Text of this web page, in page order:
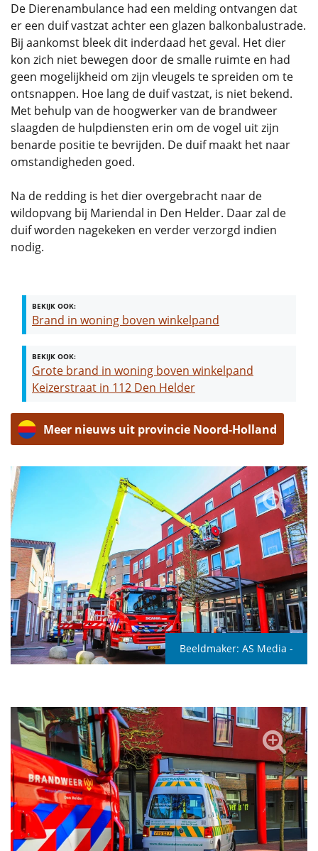
De Dierenambulance had een melding ontvangen dat
er een duif vastzat achter een glazen balkonbalustrade.
Bij aankomst bleek dit inderdaad het geval. Het dier
kon zich niet bewegen door de smalle ruimte en had
geen mogelijkheid om zijn vleugels te spreiden om te
ontsnappen. Hoe lang de duif vastzat, is niet bekend.
Met behulp van de hoogwerker van de brandweer
slaagden de hulpdiensten erin om de vogel uit zijn
benarde positie te bevrijden. De duif maakt het naar
omstandigheden goed.
Na de redding is het dier overgebracht naar de
wildopvang bij Mariendal in Den Helder. Daar zal de
duif worden nagekeken en verder verzorgd indien
nodig.
BEKIJK OOK:
Brand in woning boven winkelpand
BEKIJK OOK:
Grote brand in woning boven winkelpand
Keizerstraat in 112 Den Helder
Meer nieuws uit provincie Noord-Holland
Beeldmaker: AS Media -